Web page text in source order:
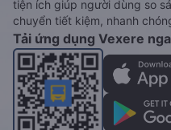
tiện ích giúp người dùng so
chuyển tiết kiệm, nhanh
Tải ứng dụng Vexere